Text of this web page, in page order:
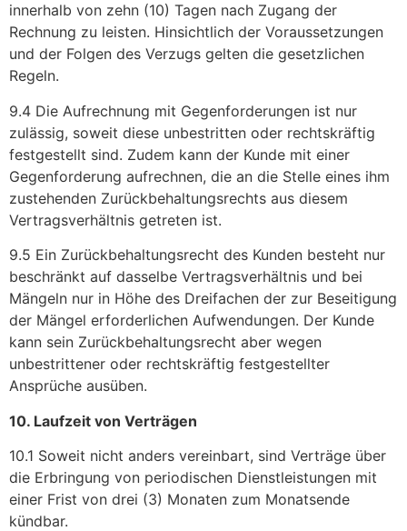
innerhalb von zehn (10) Tagen nach Zugang der
Rechnung zu leisten. Hinsichtlich der Voraussetzungen
und der Folgen des Verzugs gelten die gesetzlichen
Regeln.
9.4 Die Aufrechnung mit Gegenforderungen ist nur
zulässig, soweit diese unbestritten oder rechtskräftig
festgestellt sind. Zudem kann der Kunde mit einer
Gegenforderung aufrechnen, die an die Stelle eines ihm
zustehenden Zurückbehaltungsrechts aus diesem
Vertragsverhältnis getreten ist.
9.5 Ein Zurückbehaltungsrecht des Kunden besteht nur
beschränkt auf dasselbe Vertragsverhältnis und bei
Mängeln nur in Höhe des Dreifachen der zur Beseitigung
der Mängel erforderlichen Aufwendungen. Der Kunde
kann sein Zurückbehaltungsrecht aber wegen
unbestrittener oder rechtskräftig festgestellter
Ansprüche ausüben.
10. Laufzeit von Verträgen
10.1 Soweit nicht anders vereinbart, sind Verträge über
die Erbringung von periodischen Dienstleistungen mit
einer Frist von drei (3) Monaten zum Monatsende
kündbar.